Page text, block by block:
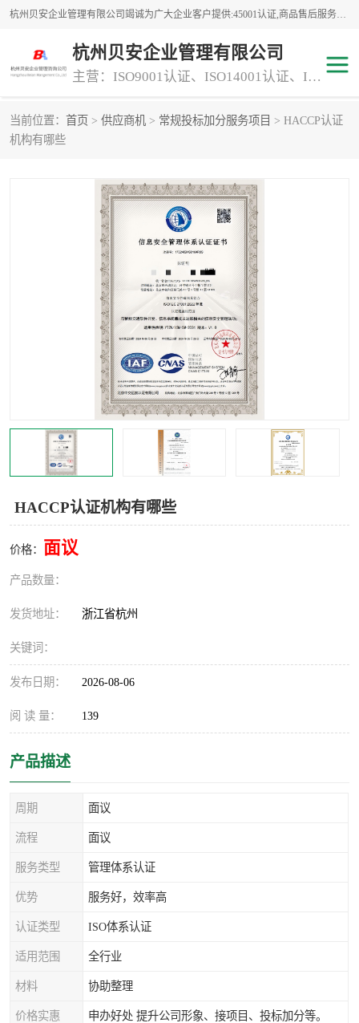
杭州贝安企业管理有限公司竭诚为广大企业客户提供:45001认证,商品售后服务认证,CE认证,知识产权体系认证,iso体系认证等服务,公司提供一条认证服务,方便快捷.
杭州贝安企业管理有限公司
主营：ISO9001认证、ISO14001认证、ISO认证、ISO22000认证、ISO/TS16949认证,FSC森林认证
当前位置： 首页 > 供应商机 > 常规投标加分服务项目 > HACCP认证
机构有哪些
HACCP认证机构有哪些
价格： 面议
产品数量：
发货地址： 浙江省杭州
关键词：
发布日期： 2026-08-06
阅 读 量： 139
产品描述
周期 面议
流程 面议
服务类型 管理体系认证
优势 服务好，效率高
认证类型 ISO体系认证
适用范围 全行业
材料 协助整理
价格实惠 申办好处 提升公司形象、接项目、投标加分等。
商品售后服务认证
专业资质评价证书(1) ISO9000
45001认证
GJB 9001C-2017 知识产权体系认证
交通运输服务
消防设施工程专业承包
交通运输服务认证 CCRC认证
ISO14001认证
ISO认证 OHSAS18001认证
iso22000认证
ISO27001信息安全认证